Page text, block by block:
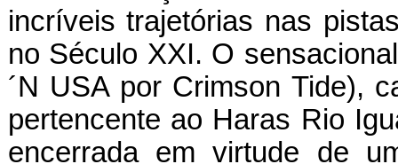
incríveis trajetórias nas
no Século XXI. O
´N USA por Crimson Tide),
pertencente ao Haras Rio
encerrada em virtude de